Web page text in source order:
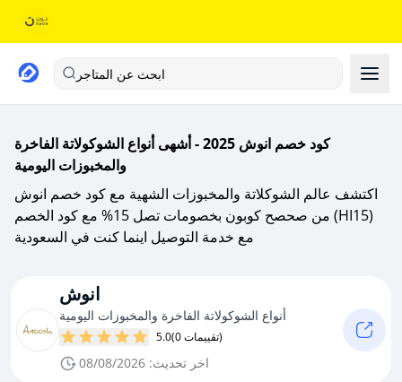
ابحث عن المتاجر
كود خصم انوش 2025 - أشهى أنواع الشوكولاتة الفاخرة
والمخبوزات اليومية
اكتشف عالم الشوكلاتة والمخبوزات الشهية مع كود خصم انوش
من صحصح كوبون بخصومات تصل 15% مع كود الخصم (HI15)
مع خدمة التوصيل اينما كنت في السعودية
انوش
أنواع الشوكولاتة الفاخرة والمخبوزات اليومية
5.0 (0 تقييمات)
اخر تحديث: 08/08/2026